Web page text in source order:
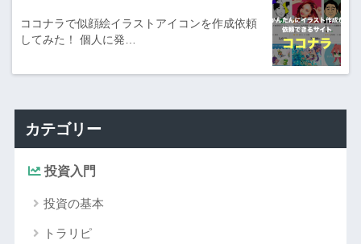
ココナラで似顔絵イラストアイコンを作成依頼
してみた！ 個人に発…
カテゴリー
投資入門
投資の基本
トラリピ